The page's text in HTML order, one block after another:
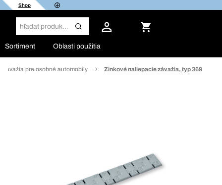
Shop
Sortiment Oblasti použitia
závažia pre osobné automobily Zinkové naliepacie závažia, typ 369